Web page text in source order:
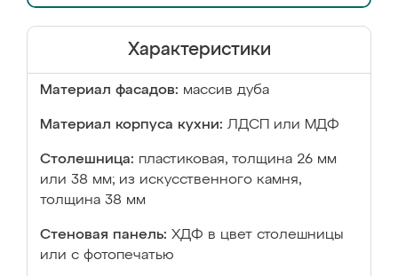
Характеристики
Материал фасадов: массив дуба
Материал корпуса кухни: ЛДСП или МДФ
Столешница: пластиковая, толщина 26 мм
или 38 мм; из искусственного камня,
толщина 38 мм
Стеновая панель: ХДФ в цвет столешницы
или с фотопечатью